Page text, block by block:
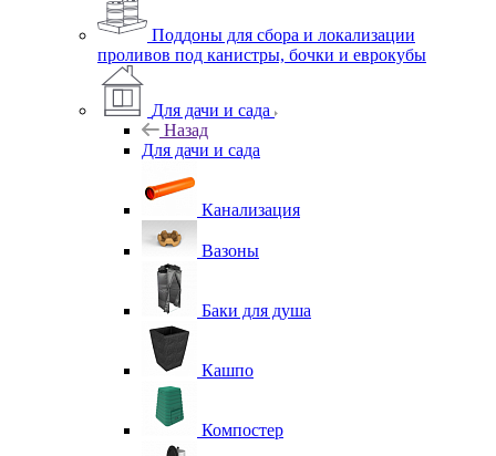
Поддоны для сбора и локализации
проливов под канистры, бочки и еврокубы
Для дачи и сада
Назад
Для дачи и сада
Канализация
Вазоны
Баки для душа
Кашпо
Компостер